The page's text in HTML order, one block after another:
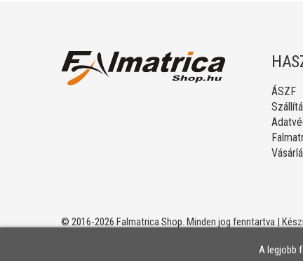
ÁSZF
© 2016-2026 Falmatrica Shop. Minden jog fenntartva |
A legjobb